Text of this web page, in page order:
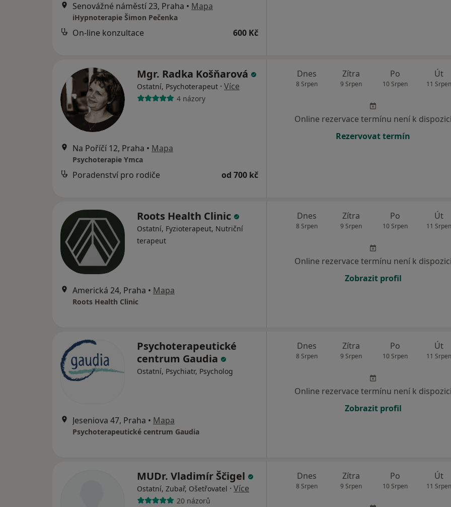
Senovážné náměstí 23, Praha • Mapa
iHypnoterapie Šimon Pečenka
On-line konzultace 600 Kč
Mgr. Radka Košňarová
Ostatní, Psychoterapeut · Více
4 názory
Na Poříčí 12, Praha • Mapa
Psychoterapie Ymca
Poradenství pro rodiče od 700 kč
Dnes
8 Srpen
Zítra
9 Srpen
Po
10 Srpen
Út
11 Srpen
Online rezervace termínu není k dispozici
Rezervovat termín
Roots Health Clinic
Ostatní, Fyzioterapeut, Nutriční
terapeut
Americká 24, Praha • Mapa
Roots Health Clinic
Dnes
8 Srpen
Zítra
9 Srpen
Po
10 Srpen
Út
11 Srpen
Online rezervace termínu není k dispozici
Zobrazit profil
Psychoterapeutické
centrum Gaudia
Ostatní, Psychiatr, Psycholog
Jeseniova 47, Praha • Mapa
Psychoterapeutické centrum Gaudia
Dnes
8 Srpen
Zítra
9 Srpen
Po
10 Srpen
Út
11 Srpen
Online rezervace termínu není k dispozici
Zobrazit profil
MUDr. Vladimír Ščigel
Ostatní, Zubař, Ošetřovatel · Více
20 názorů
Dnes
8 Srpen
Zítra
9 Srpen
Po
10 Srpen
Út
11 Srpen